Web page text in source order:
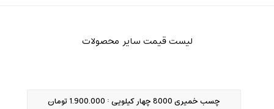
لیست قیمت سایر محصولات
چسب خمیری 8000 چهار کیلویی : 1.900.000 تومان